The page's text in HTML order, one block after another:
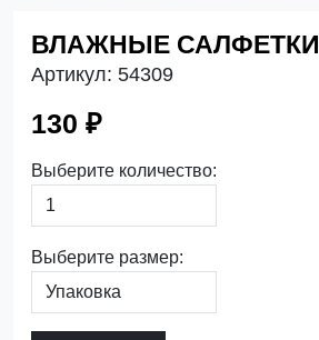
ВЛАЖНЫЕ САЛФЕТКИ
Артикул: 54309
130 ₽
Выберите количество:
Выберите размер: